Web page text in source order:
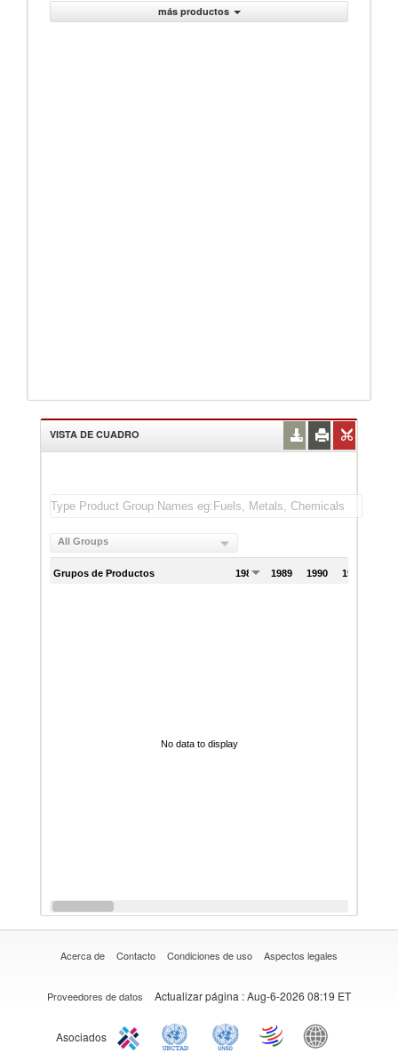
más productos
VISTA DE CUADRO
All Groups
Grupos de Productos 1988 1989 1990 1991
No data to display
Acerca de Contacto Condiciones de uso Aspectos legales
Proveedores de datos Actualizar página : Aug-6-2026 08:19 ET
Asociados